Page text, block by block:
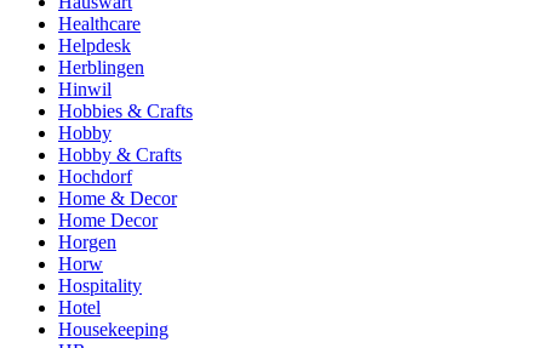
Healthcare
Helpdesk
Herblingen
Hinwil
Hobbies & Crafts
Hobby
Hobby & Crafts
Hochdorf
Home & Decor
Home Decor
Horgen
Horw
Hospitality
Hotel
Housekeeping